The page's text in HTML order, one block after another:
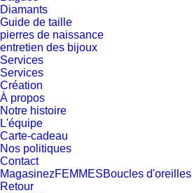
Diamants
Guide de taille
pierres de naissance
entretien des bijoux
Services
Services
Création
À propos
Notre histoire
L'équipe
Carte-cadeau
Nos politiques
Contact
MagasinezFEMMESBoucles d'oreilles
Retour